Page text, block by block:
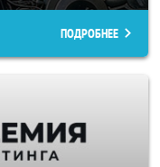
ПОДРОБНЕЕ